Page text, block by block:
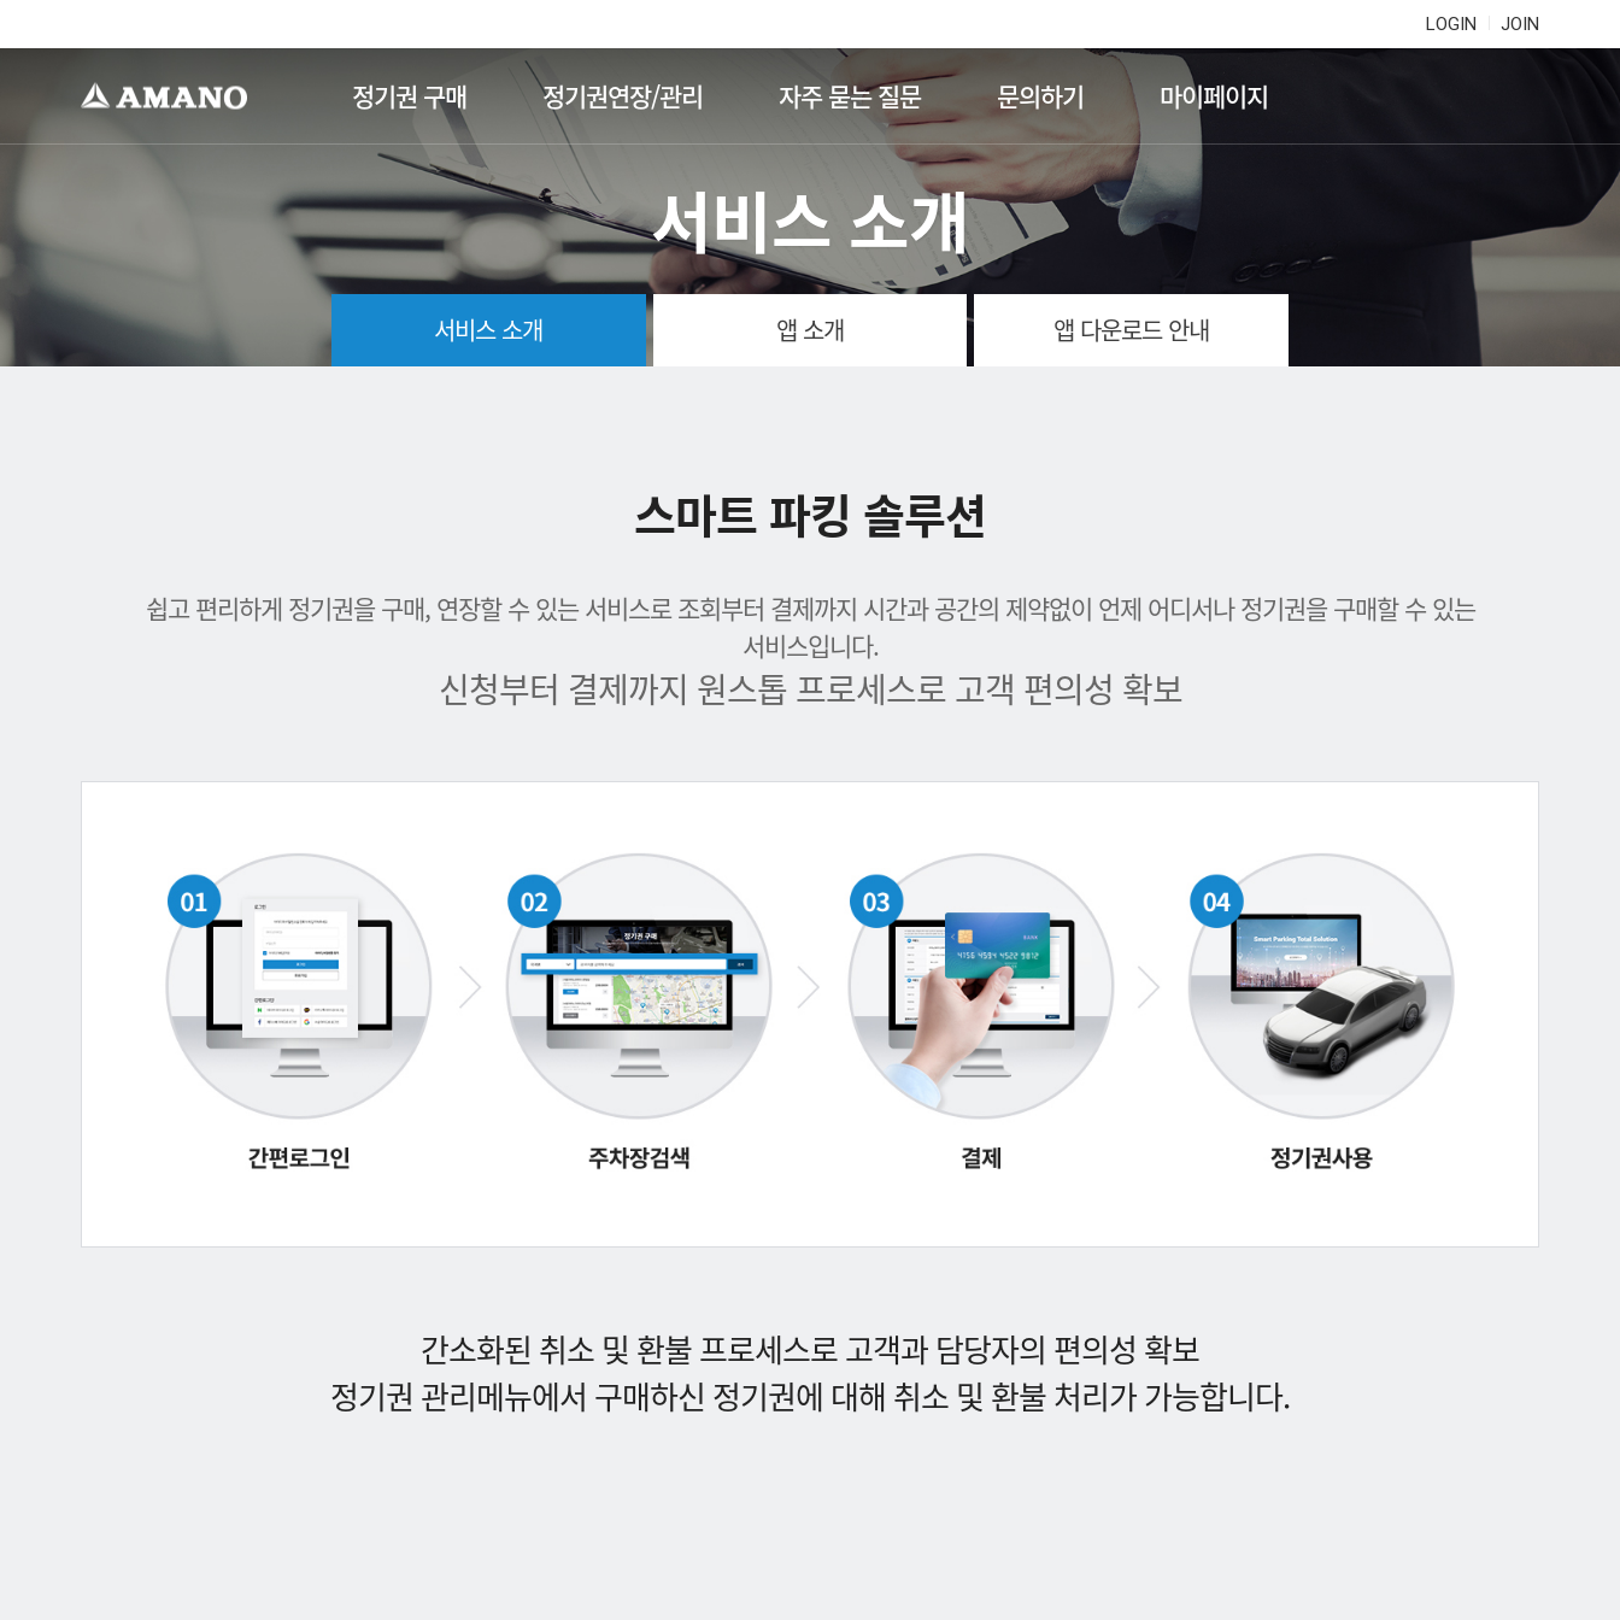
LOGIN JOIN
정기권 구매 정기권연장/관리 자주 묻는 질문 문의하기 마이페이지
서비스 소개
서비스 소개 앱 소개 앱 다운로드 안내
스마트 파킹 솔루션
쉽고 편리하게 정기권을 구매, 연장할 수 있는 서비스로 조회부터 결제까지 시간과 공간의 제약없이 언제 어디서나 정기권을 구매할 수 있는
서비스입니다.
신청부터 결제까지 원스톱 프로세스로 고객 편의성 확보
간소화된 취소 및 환불 프로세스로 고객과 담당자의 편의성 확보
정기권 관리메뉴에서 구매하신 정기권에 대해 취소 및 환불 처리가 가능합니다.